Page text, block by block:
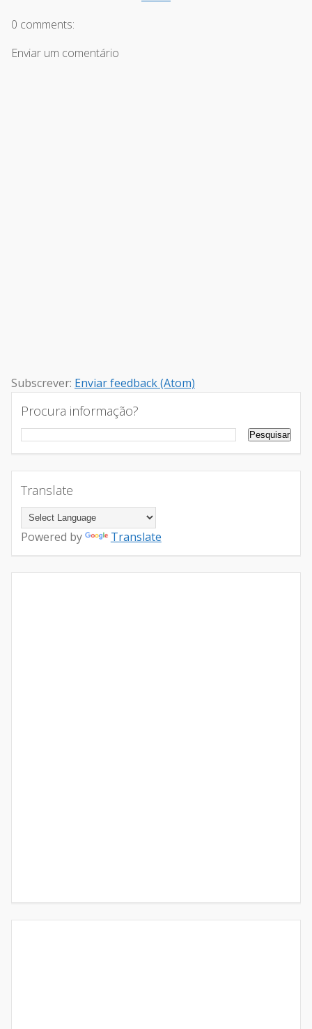
0 comments:
Enviar um comentário
Subscrever: Enviar feedback (Atom)
Procura informação?
Translate
Powered by Translate